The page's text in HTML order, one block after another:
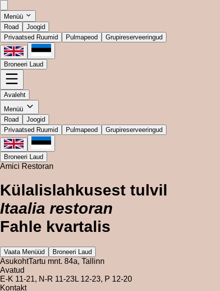
Menüü
Road
Joogid
Privaatsed Ruumid
Pulmapeod Grupireserveeringud
Broneeri Laud
Avaleht
Menüü
Road
Joogid
Privaatsed Ruumid
Pulmapeod Grupireserveeringud
Broneeri Laud
Amici Restoran
Külalislahkusest tulvil
Itaalia restoran
Fahle kvartalis
Vaata Menüüd Broneeri Laud
AsukohtTartu mnt. 84a, Tallinn
Avatud
E-K 11-21, N-R 11-23L 12-23, P 12-20
Kontakt